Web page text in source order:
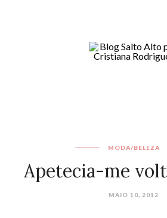
MODA/BELEZA
Apetecia-me
MAIO 10, 2012